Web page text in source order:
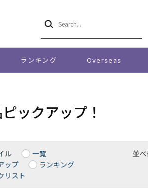
ランキング Overseas
ックアップ！
ル
一覧
ップ
ランキング
リスト
並べ